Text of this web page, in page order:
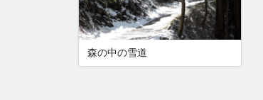
森の中の雪道